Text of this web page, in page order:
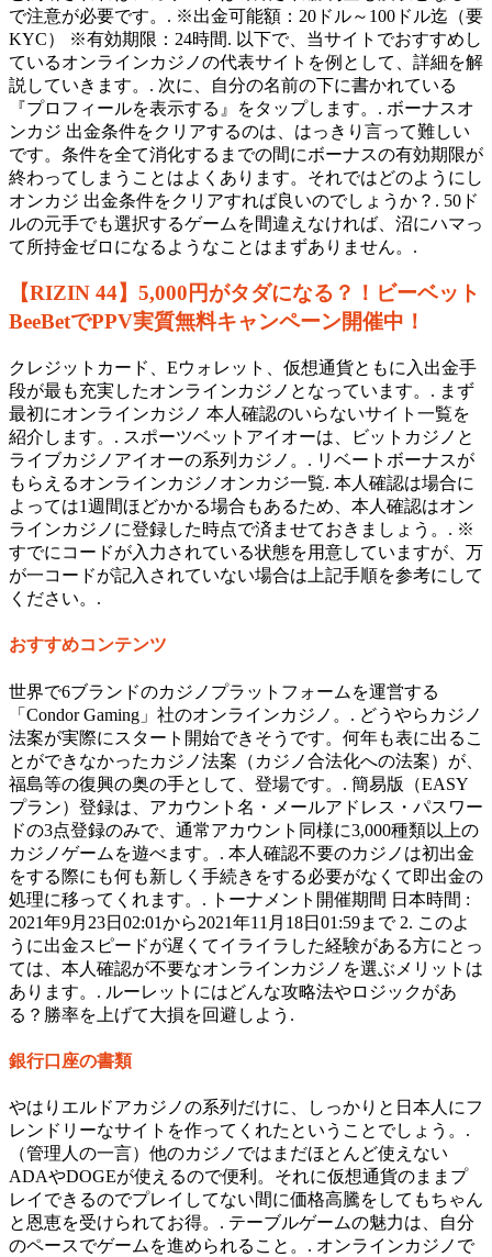
で注意が必要です。. ※出金可能額：20ドル～100ドル迄（要
KYC） ※有効期限：24時間. 以下で、当サイトでおすすめし
ているオンラインカジノの代表サイトを例として、詳細を解
説していきます。. 次に、自分の名前の下に書かれている
『プロフィールを表示する』をタップします。. ボーナスオ
ンカジ 出金条件をクリアするのは、はっきり言って難しい
です。条件を全て消化するまでの間にボーナスの有効期限が
終わってしまうことはよくあります。それではどのようにし
オンカジ 出金条件をクリアすれば良いのでしょうか？. 50ド
ルの元手でも選択するゲームを間違えなければ、沼にハマっ
て所持金ゼロになるようなことはまずありません。.
【RIZIN 44】5,000円がタダになる？！ビーベット
BeeBetでPPV実質無料キャンペーン開催中！
クレジットカード、Eウォレット、仮想通貨ともに入出金手
段が最も充実したオンラインカジノとなっています。. まず
最初にオンラインカジノ 本人確認のいらないサイト一覧を
紹介します。. スポーツベットアイオーは、ビットカジノと
ライブカジノアイオーの系列カジノ。. リベートボーナスが
もらえるオンラインカジノオンカジ一覧. 本人確認は場合に
よっては1週間ほどかかる場合もあるため、本人確認はオン
ラインカジノに登録した時点で済ませておきましょう。. ※
すでにコードが入力されている状態を用意していますが、万
が一コードが記入されていない場合は上記手順を参考にして
ください。.
おすすめコンテンツ
世界で6ブランドのカジノプラットフォームを運営する
「Condor Gaming」社のオンラインカジノ。. どうやらカジノ
法案が実際にスタート開始できそうです。何年も表に出るこ
とができなかったカジノ法案（カジノ合法化への法案）が、
福島等の復興の奥の手として、登場です。. 簡易版（EASY
プラン）登録は、アカウント名・メールアドレス・パスワー
ドの3点登録のみで、通常アカウント同様に3,000種類以上の
カジノゲームを遊べます。. 本人確認不要のカジノは初出金
をする際にも何も新しく手続きをする必要がなくて即出金の
処理に移ってくれます。. トーナメント開催期間 日本時間 :
2021年9月23日02:01から2021年11月18日01:59まで 2. このよ
うに出金スピードが遅くてイライラした経験がある方にとっ
ては、本人確認が不要なオンラインカジノを選ぶメリットは
あります。. ルーレットにはどんな攻略法やロジックがあ
る？勝率を上げて大損を回避しよう.
銀行口座の書類
やはりエルドアカジノの系列だけに、しっかりと日本人にフ
レンドリーなサイトを作ってくれたということでしょう。.
（管理人の一言）他のカジノではまだほとんど使えない
ADAやDOGEが使えるので便利。それに仮想通貨のままプ
レイできるのでプレイしてない間に価格高騰をしてもちゃん
と恩恵を受けられてお得。. テーブルゲームの魅力は、自分
のペースでゲームを進められること。. オンラインカジノで